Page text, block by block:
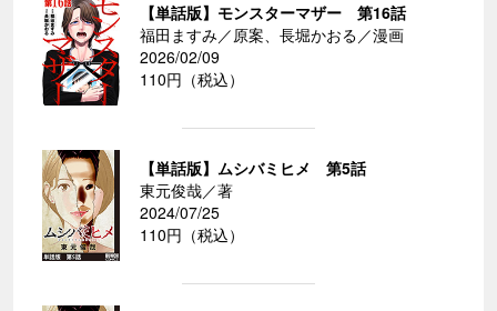
【単話版】モンスターマザー 第16話
福田ますみ／原案、長堀かおる／漫画
2026/02/09
110円（税込）
【単話版】ムシバミヒメ 第5話
東元俊哉／著
2024/07/25
110円（税込）